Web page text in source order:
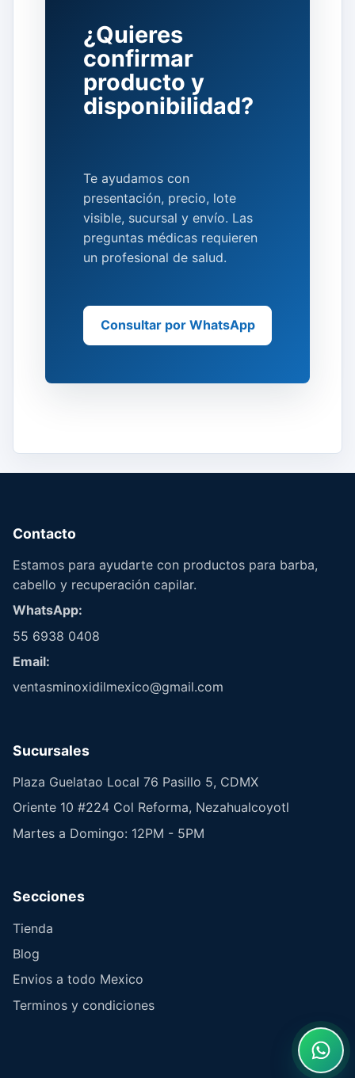
¿Quieres
confirmar
producto y
disponibilidad?
Te ayudamos con
presentación, precio, lote
visible, sucursal y envío. Las
preguntas médicas requieren
un profesional de salud.
Consultar por WhatsApp
Contacto
Estamos para ayudarte con productos para barba,
cabello y recuperación capilar.
WhatsApp:
55 6938 0408
Email:
ventasminoxidilmexico@gmail.com
Sucursales
Plaza Guelatao Local 76 Pasillo 5, CDMX
Oriente 10 #224 Col Reforma, Nezahualcoyotl
Martes a Domingo: 12PM - 5PM
Secciones
Tienda
Blog
Envios a todo Mexico
Terminos y condiciones